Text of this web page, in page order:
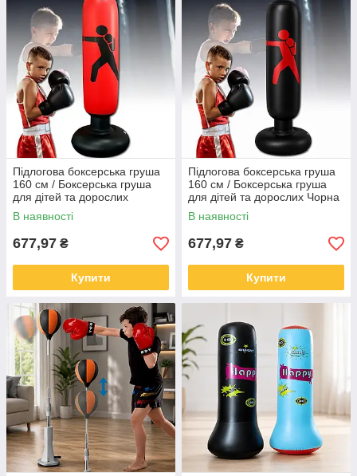
Підлогова боксерська груша
160 см / Боксерська груша
для дітей та дорослих
Червона
В наявності
677,97 ₴
Купити
Підлогова боксерська груша
160 см / Боксерська груша
для дітей та дорослих Чорна
В наявності
677,97 ₴
Купити